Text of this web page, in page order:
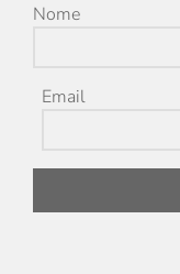
Nome
Email